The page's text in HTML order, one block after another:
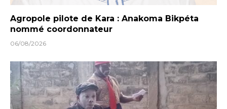
Agropole pilote de Kara : Anakoma Bikpéta
nommé coordonnateur
06/08/2026